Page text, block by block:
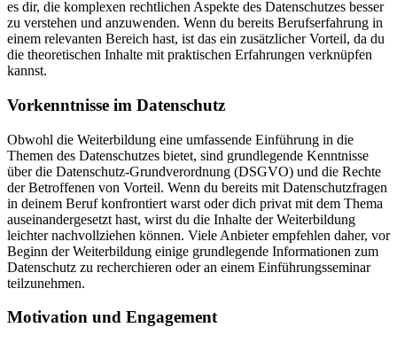
es dir, die komplexen rechtlichen Aspekte des Datenschutzes besser
zu verstehen und anzuwenden. Wenn du bereits Berufserfahrung in
einem relevanten Bereich hast, ist das ein zusätzlicher Vorteil, da du
die theoretischen Inhalte mit praktischen Erfahrungen verknüpfen
kannst.
Vorkenntnisse im Datenschutz
Obwohl die Weiterbildung eine umfassende Einführung in die
Themen des Datenschutzes bietet, sind grundlegende Kenntnisse
über die Datenschutz-Grundverordnung (DSGVO) und die Rechte
der Betroffenen von Vorteil. Wenn du bereits mit Datenschutzfragen
in deinem Beruf konfrontiert warst oder dich privat mit dem Thema
auseinandergesetzt hast, wirst du die Inhalte der Weiterbildung
leichter nachvollziehen können. Viele Anbieter empfehlen daher, vor
Beginn der Weiterbildung einige grundlegende Informationen zum
Datenschutz zu recherchieren oder an einem Einführungsseminar
teilzunehmen.
Motivation und Engagement